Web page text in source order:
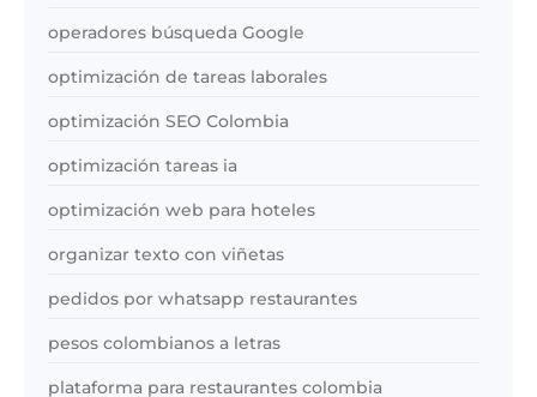
operadores búsqueda Google
optimización de tareas laborales
optimización SEO Colombia
optimización tareas ia
optimización web para hoteles
organizar texto con viñetas
pedidos por whatsapp restaurantes
pesos colombianos a letras
plataforma para restaurantes colombia